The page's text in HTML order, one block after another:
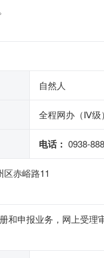
自然人
全程网办（Ⅳ级）
电话： 0938-
赤峪路11
和申报业务，网上受理